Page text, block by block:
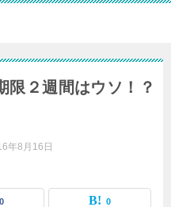
限２週間はウソ！？
年8月16日
0 0